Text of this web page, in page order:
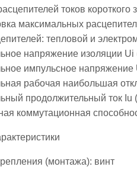
токов короткого
максимальных
тепловой и
напряжение изоляции Ui
импульсное напряжение
рабочая наибольшая
продолжительный ток Iu
коммутационная
(монтажа): винт